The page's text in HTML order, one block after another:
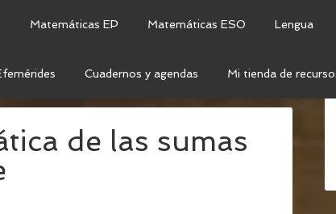
Matemáticas EP Matemáticas ESO Lengua
Cuadernos y agendas Mi tienda de
de las sumas